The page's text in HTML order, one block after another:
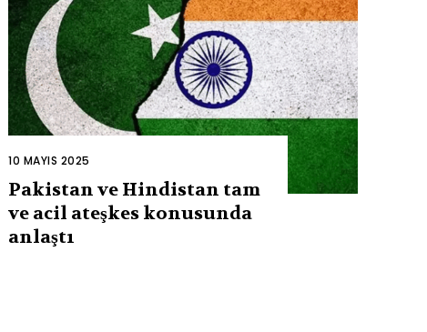
10 MAYIS 2025
Pakistan ve Hindistan tam
ve acil ateşkes konusunda
anlaştı